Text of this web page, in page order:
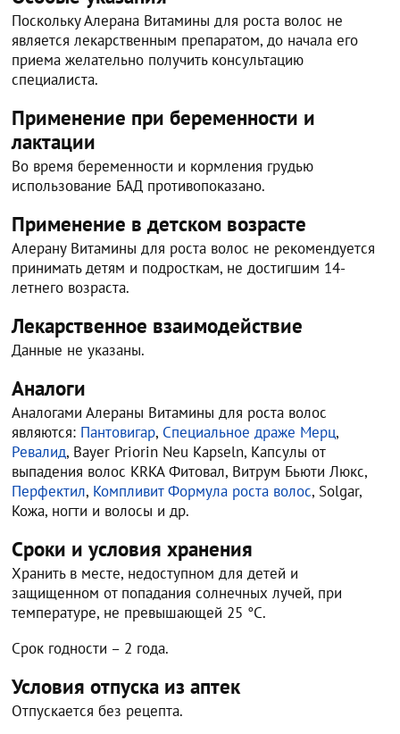
Поскольку Алерана Витамины для роста волос не
является лекарственным препаратом, до начала его
приема желательно получить консультацию
специалиста.
Применение при беременности и
лактации
Во время беременности и кормления грудью
использование БАД противопоказано.
Применение в детском возрасте
Алерану Витамины для роста волос не рекомендуется
принимать детям и подросткам, не достигшим 14-
летнего возраста.
Лекарственное взаимодействие
Данные не указаны.
Аналоги
Аналогами Алераны Витамины для роста волос
являются: Пантовигар, Специальное драже Мерц,
Ревалид, Bayer Priorin Neu Kapseln, Капсулы от
выпадения волос KRKA Фитовал, Витрум Бьюти Люкс,
Перфектил, Компливит Формула роста волос, Solgar,
Кожа, ногти и волосы и др.
Сроки и условия хранения
Хранить в месте, недоступном для детей и
защищенном от попадания солнечных лучей, при
температуре, не превышающей 25 °C.
Срок годности – 2 года.
Условия отпуска из аптек
Отпускается без рецепта.